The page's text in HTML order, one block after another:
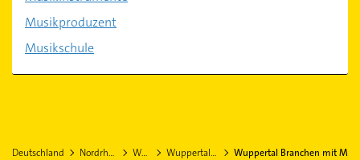
Musikproduzent
Musikschule
Deutschland Nordrhein-Westfalen Wuppertal Wuppertal Stadtteil Elberfeld Wuppertal Branchen mit M